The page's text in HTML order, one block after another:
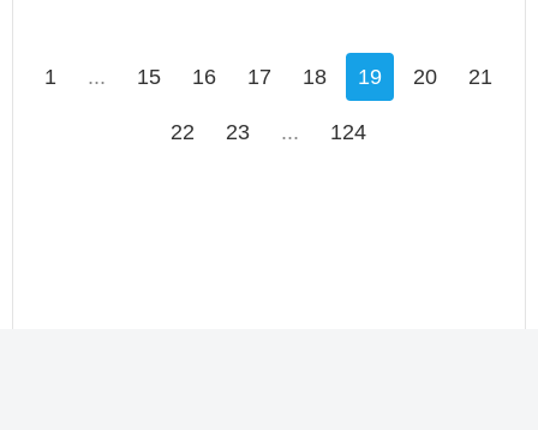
1 ... 15 16 17 18 19 20 21
22 23 ... 124